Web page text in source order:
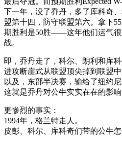
下一年，没了乔丹，多了库科奇
盟第十四，防守联盟第六。拿下
期胜利是50胜——这年他们运气
战。
即，乔丹走了，科尔、朗利和库
进攻断崖式从联盟顶尖掉到联盟中
以及，东部半决赛，输给了纽约尼
这就是乔丹对公牛实实在在的影响
更惨烈的事实：
1994年，格兰特走人。
皮彭、科尔、库科奇们带的公牛